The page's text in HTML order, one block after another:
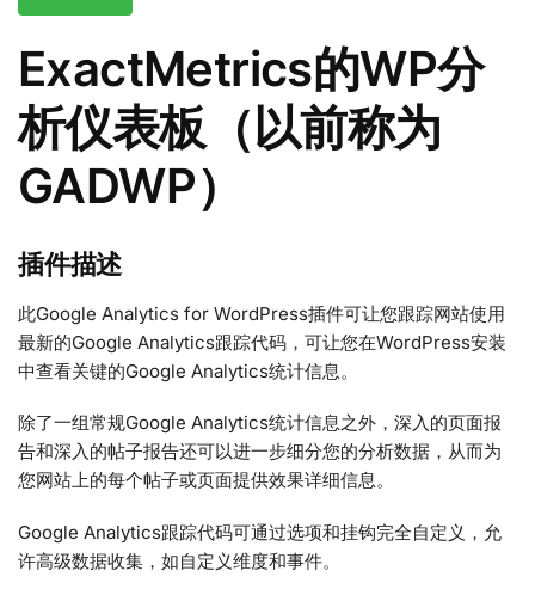
ExactMetrics的WP分
析仪表板（以前称为
GADWP）
插件描述
此Google Analytics for WordPress插件可让您跟踪网站使用
最新的Google Analytics跟踪代码，可让您在WordPress安装
中查看关键的Google Analytics统计信息。
除了一组常规Google Analytics统计信息之外，深入的页面报
告和深入的帖子报告还可以进一步细分您的分析数据，从而为
您网站上的每个帖子或页面提供效果详细信息。
Google Analytics跟踪代码可通过选项和挂钩完全自定义，允
许高级数据收集，如自定义维度和事件。